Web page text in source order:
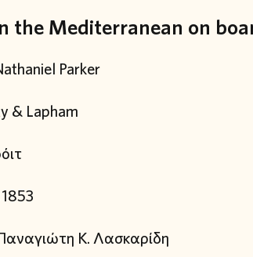
the Mediterranean on
Parker
& Lapham
1853
Κ. Λασκαρίδη